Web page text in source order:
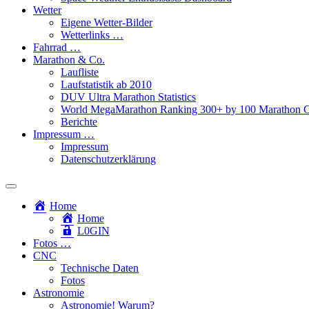
Wetter
Eigene Wetter-Bilder
Wetterlinks …
Fahrrad …
Marathon & Co.
Laufliste
Laufstatistik ab 2010
DUV Ultra Marathon Statistics
World MegaMarathon Ranking 300+ by 100 Marathon
Berichte
Impressum …
Impressum
Datenschutzerklärung
Toggle
search
field
Home
Home
L​0​​GIN
Fotos …
CNC
Technische Daten
Fotos
Astronomie
Astronomie! Warum?